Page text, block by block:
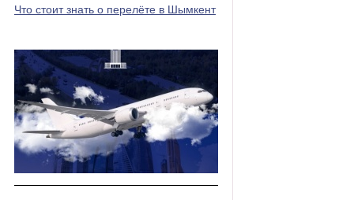
Что стоит знать о перелёте в Шымкент